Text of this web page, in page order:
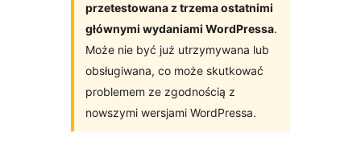
przetestowana z trzema ostatnimi
głównymi wydaniami WordPressa.
Może nie być już utrzymywana lub
obsługiwana, co może skutkować
problemem ze zgodnością z
nowszymi wersjami WordPressa.